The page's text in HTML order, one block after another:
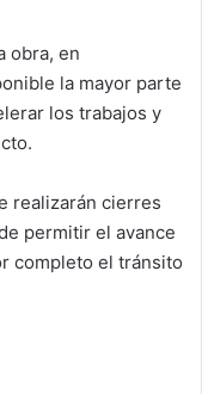
obra, en
la mayor parte
los trabajos y
realizarán cierres
permitir el avance
completo el tránsito